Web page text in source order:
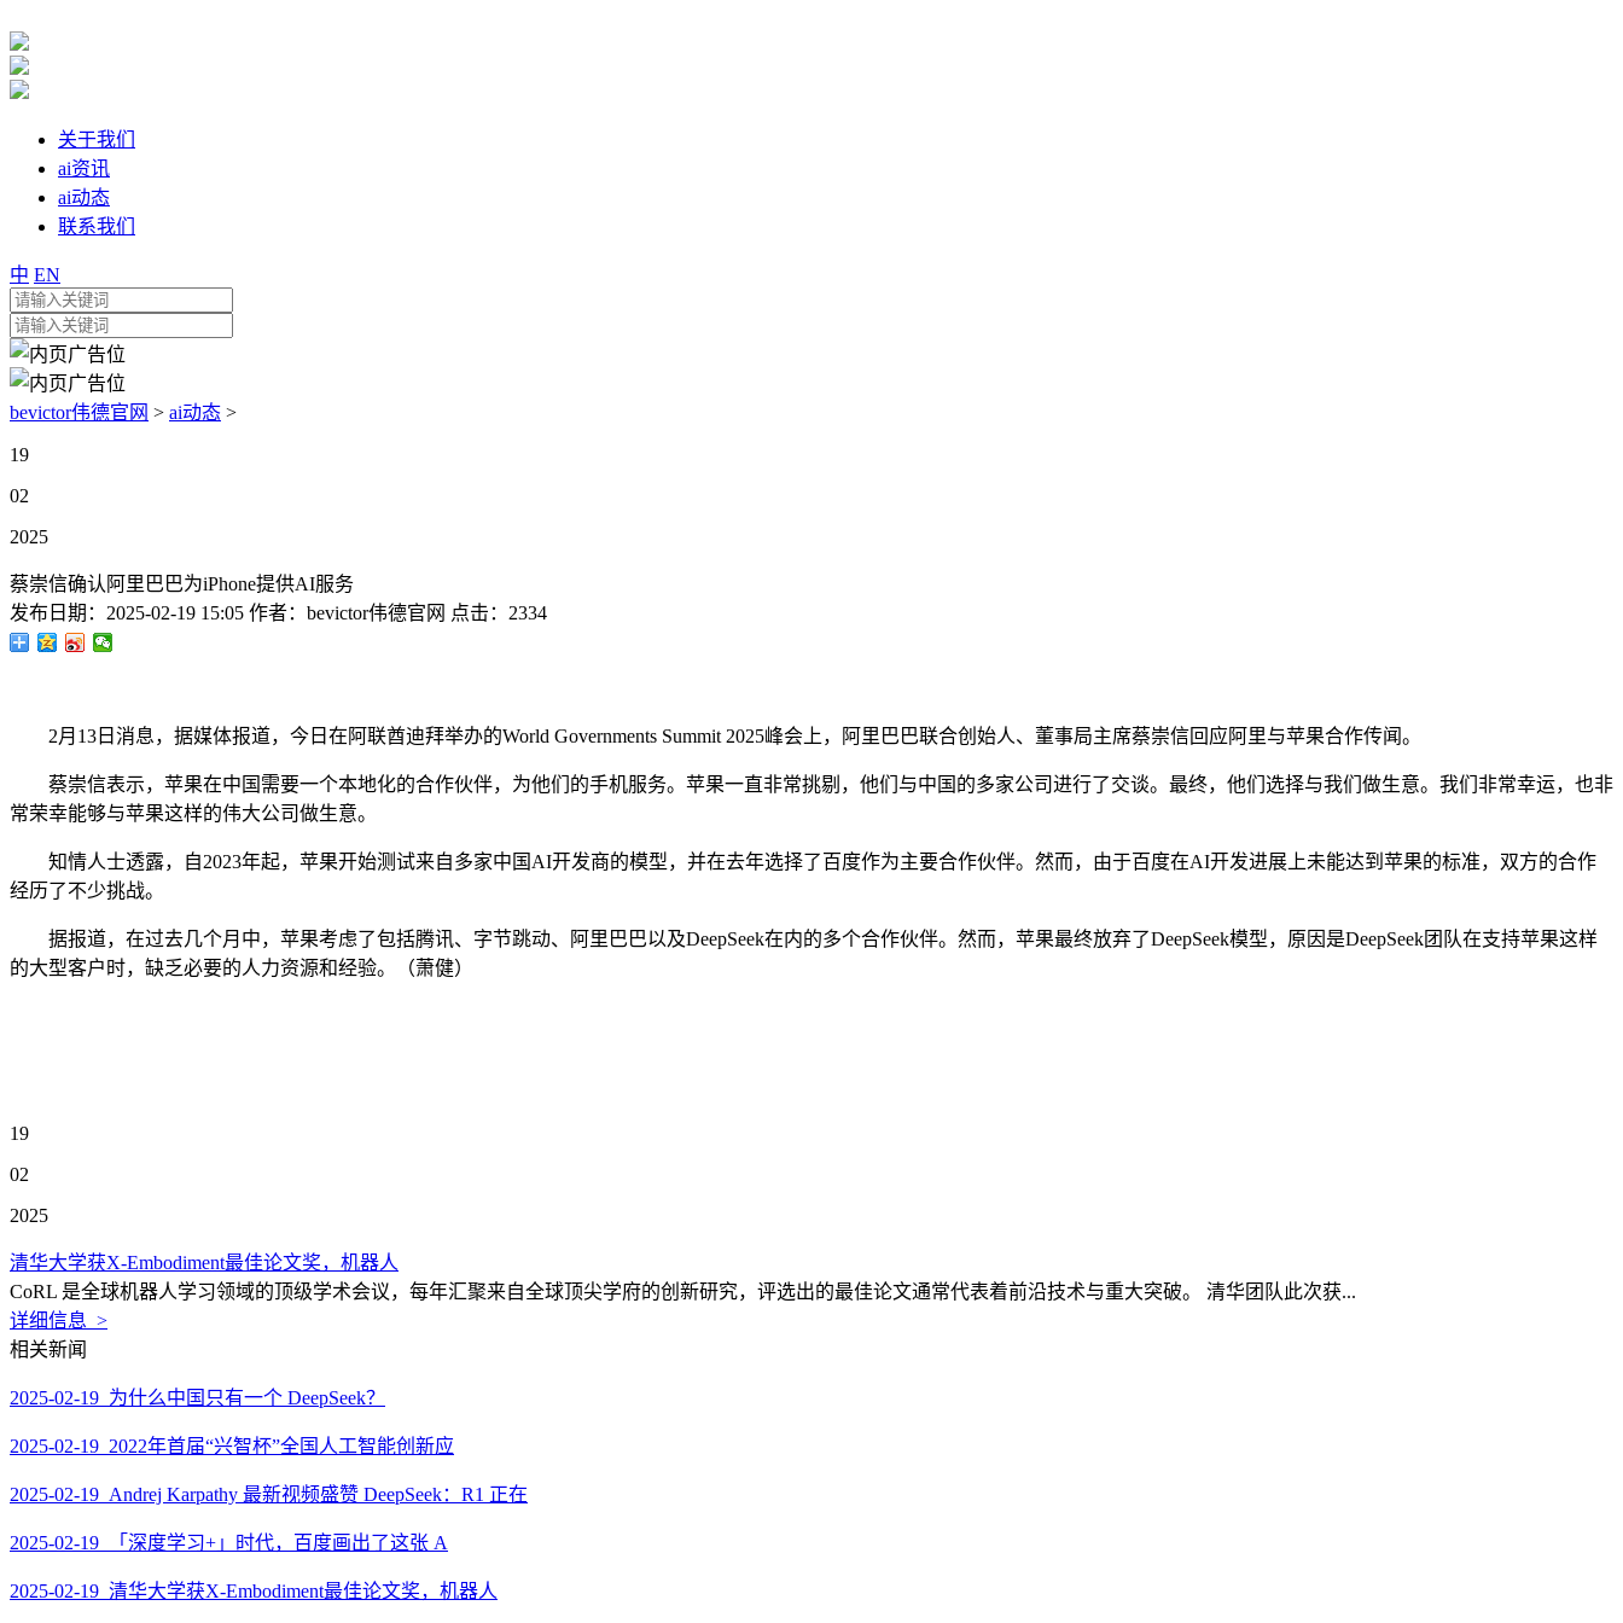
关于我们
ai资讯
ai动态
联系我们
中 EN
bevictor伟德官网 > ai动态 >
19
02
2025
蔡崇信确认阿里巴巴为iPhone提供AI服务
发布日期： 2025-02-19 15:05 作者： bevictor伟德官网 点击： 2334
2月13日消息，据媒体报道，今日在阿联酋迪拜举办的World Governments Summit 2025峰会上，阿里巴巴联合创始人、董事局主席蔡崇信回应阿里与苹果合作传闻。
蔡崇信表示，苹果在中国需要一个本地化的合作伙伴，为他们的手机服务。苹果一直非常挑剔，他们与中国的多家公司进行了交谈。最终，他们选择与我们做生意。我们非常幸运，也非
常荣幸能够与苹果这样的伟大公司做生意。
知情人士透露，自2023年起，苹果开始测试来自多家中国AI开发商的模型，并在去年选择了百度作为主要合作伙伴。然而，由于百度在AI开发进展上未能达到苹果的标准，双方的合作
经历了不少挑战。
据报道，在过去几个月中，苹果考虑了包括腾讯、字节跳动、阿里巴巴以及DeepSeek在内的多个合作伙伴。然而，苹果最终放弃了DeepSeek模型，原因是DeepSeek团队在支持苹果这样
的大型客户时，缺乏必要的人力资源和经验。（萧健）
19
02
2025
清华大学获X-Embodiment最佳论文奖，机器人
CoRL 是全球机器人学习领域的顶级学术会议，每年汇聚来自全球顶尖学府的创新研究，评选出的最佳论文通常代表着前沿技术与重大突破。 清华团队此次获...
详细信息 >
相关新闻
2025-02-19 为什么中国只有一个 DeepSeek？
2025-02-19 2022年首届“兴智杯”全国人工智能创新应
2025-02-19 Andrej Karpathy 最新视频盛赞 DeepSeek：R1 正在
2025-02-19 「深度学习+」时代，百度画出了这张 A
2025-02-19 清华大学获X-Embodiment最佳论文奖，机器人